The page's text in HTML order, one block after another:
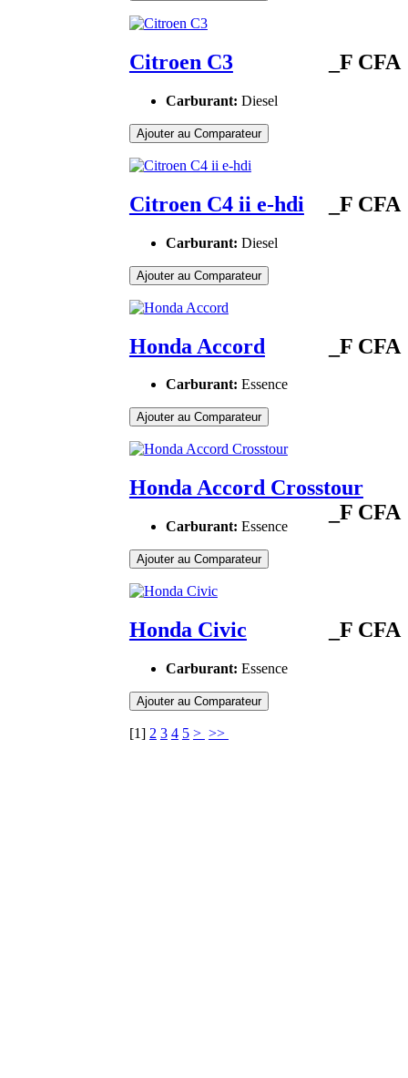
Citroen C3 _F CFA
Carburant: Diesel
Ajouter au Comparateur
Citroen C4 ii e-hdi _F CFA
Carburant: Diesel
Ajouter au Comparateur
Honda Accord _F CFA
Carburant: Essence
Ajouter au Comparateur
Honda Accord Crosstour
_F CFA
Carburant: Essence
Ajouter au Comparateur
Honda Civic _F CFA
Carburant: Essence
Ajouter au Comparateur
[1] 2 3 4 5 > >>